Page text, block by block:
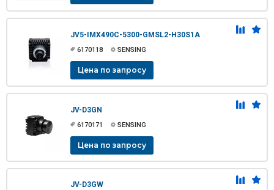
JV5-IMX490C-5300-GMSL2-H30S1A
6170118 SENSING
Цена по запросу
JV-D3GN
6170171 SENSING
Цена по запросу
JV-D3GW